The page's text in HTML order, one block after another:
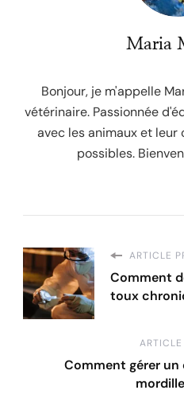
Maria
Bonjour, je m'appelle
vétérinaire. Passionnée
avec les animaux et
possibles.
ARTICLE
Comment
toux
Comment gérer un